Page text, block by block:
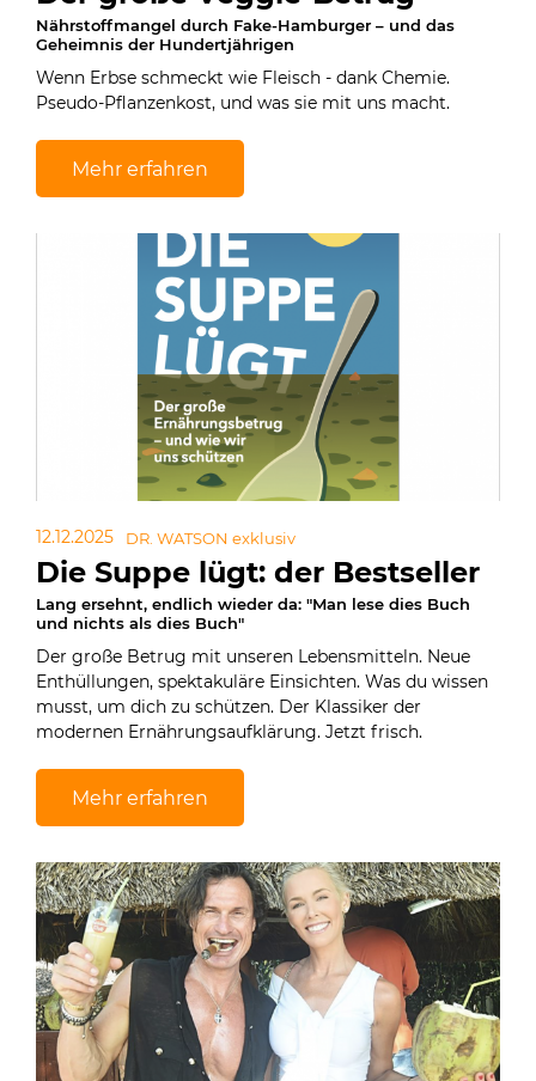
Nährstoffmangel durch Fake-Hamburger – und das
Geheimnis der Hundertjährigen
Wenn Erbse schmeckt wie Fleisch - dank Chemie.
Pseudo-Pflanzenkost, und was sie mit uns macht.
Mehr erfahren
12.12.2025 DR. WATSON exklusiv
Die Suppe lügt: der Bestseller
Lang ersehnt, endlich wieder da: "Man lese dies Buch
und nichts als dies Buch"
Der große Betrug mit unseren Lebensmitteln. Neue
Enthüllungen, spektakuläre Einsichten. Was du wissen
musst, um dich zu schützen. Der Klassiker der
modernen Ernährungsaufklärung. Jetzt frisch.
Mehr erfahren